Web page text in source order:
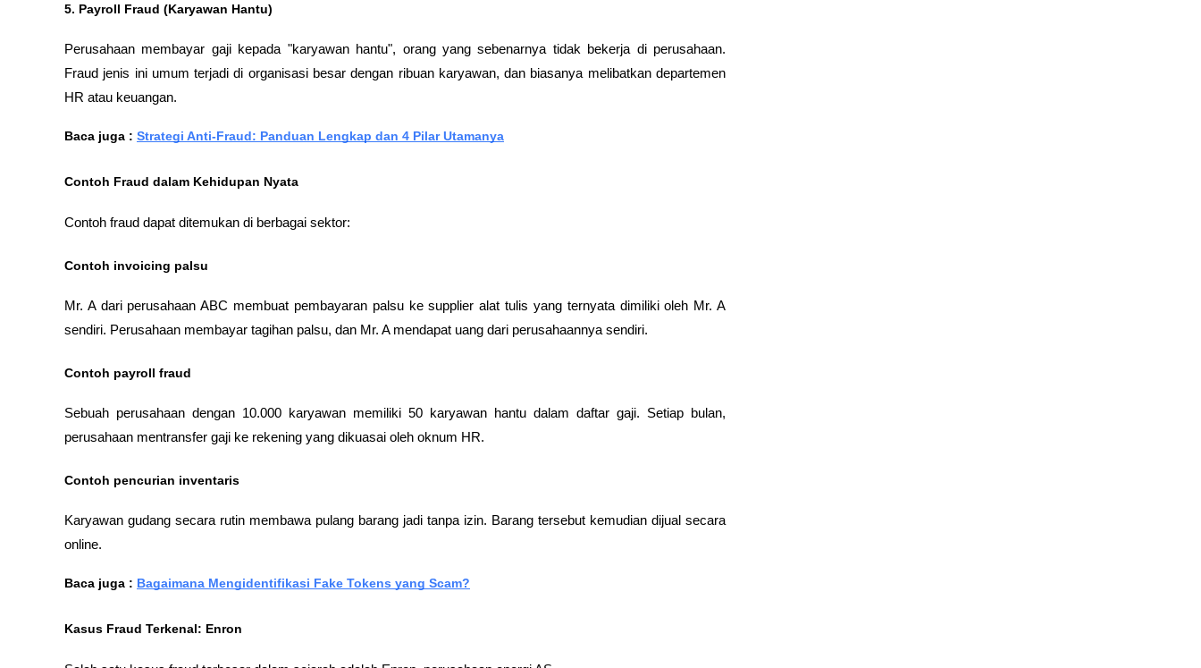
5. Payroll Fraud (Karyawan Hantu)
Perusahaan membayar gaji kepada "karyawan hantu", orang yang sebenarnya tidak bekerja di perusahaan.
Fraud jenis ini umum terjadi di organisasi besar dengan ribuan karyawan, dan biasanya melibatkan departemen
HR atau keuangan.
Baca juga : Strategi Anti-Fraud: Panduan Lengkap dan 4 Pilar Utamanya
Contoh Fraud dalam Kehidupan Nyata
Contoh fraud dapat ditemukan di berbagai sektor:
Contoh invoicing palsu
Mr. A dari perusahaan ABC membuat pembayaran palsu ke supplier alat tulis yang ternyata dimiliki oleh Mr. A
sendiri. Perusahaan membayar tagihan palsu, dan Mr. A mendapat uang dari perusahaannya sendiri.
Contoh payroll fraud
Sebuah perusahaan dengan 10.000 karyawan memiliki 50 karyawan hantu dalam daftar gaji. Setiap bulan,
perusahaan mentransfer gaji ke rekening yang dikuasai oleh oknum HR.
Contoh pencurian inventaris
Karyawan gudang secara rutin membawa pulang barang jadi tanpa izin. Barang tersebut kemudian dijual secara
online.
Baca juga : Bagaimana Mengidentifikasi Fake Tokens yang Scam?
Kasus Fraud Terkenal: Enron